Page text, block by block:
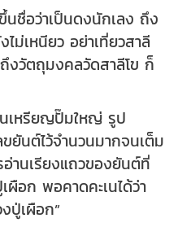
ชื่อว่าเป็นดงนักเลง ถึง
ม่เหนียว อย่าเที่ยวสาลี
งวัตถุมงคลวัดสาลีโข ก็
เหรียญปั๊มใหญ่ รูป
ยันต์ไว้จำนวนมากจนเต็ม
านเรียงแถวของยันต์ที่
อก พอคาดคะเนได้ว่า
ปู่เผือก”